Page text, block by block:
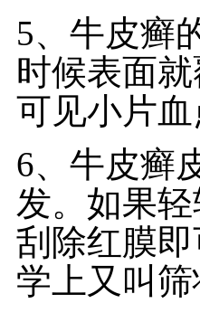
5、牛皮癣
时候表面
可见小片
6、牛皮癣
发。如果
刮除红膜
学上又叫筛